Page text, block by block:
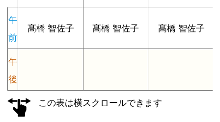
午
前
髙橋 智佐子 髙橋 智佐子 髙橋 智佐子
午
後
この表は横スクロールできます